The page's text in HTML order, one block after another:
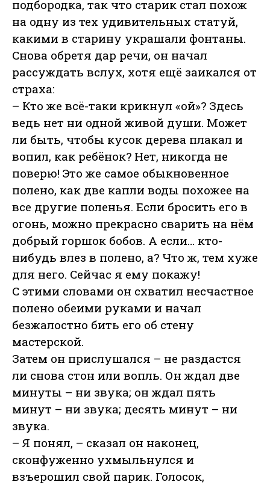
подбородка, так что старик стал похож
на одну из тех удивительных статуй,
какими в старину украшали фонтаны.
Снова обретя дар речи, он начал
рассуждать вслух, хотя ещё заикался от
страха:
– Кто же всё-таки крикнул «ой»? Здесь
ведь нет ни одной живой души. Может
ли быть, чтобы кусок дерева плакал и
вопил, как ребёнок? Нет, никогда не
поверю! Это же самое обыкновенное
полено, как две капли воды похожее на
все другие поленья. Если бросить его в
огонь, можно прекрасно сварить на нём
добрый горшок бобов. А если… кто-
нибудь влез в полено, а? Что ж, тем хуже
для него. Сейчас я ему покажу!
С этими словами он схватил несчастное
полено обеими руками и начал
безжалостно бить его об стену
мастерской.
Затем он прислушался – не раздастся
ли снова стон или вопль. Он ждал две
минуты – ни звука; он ждал пять
минут – ни звука; десять минут – ни
звука.
– Я понял, – сказал он наконец,
сконфуженно ухмыльнулся и
взъерошил свой парик. Голосок,